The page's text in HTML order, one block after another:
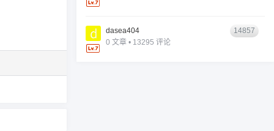
dasea404
0 文章 • 13295 评论
14857